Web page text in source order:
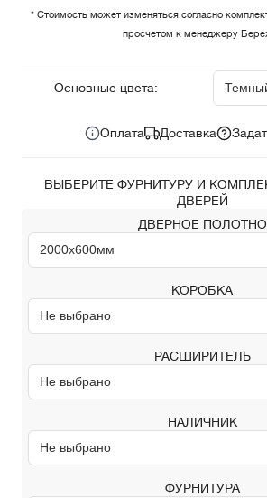
* Стоимость может изменяться согласно
просчетом к менеджеру
Основные цвета:
Оплата Доставка
ВЫБЕРИТЕ ФУРНИТУРУ И
ДВЕРЕЙ
ДВЕРНОЕ ПОЛОТНО
КОРОБКА
РАСШИРИТЕЛЬ
НАЛИЧНИК
ФУРНИТУРА